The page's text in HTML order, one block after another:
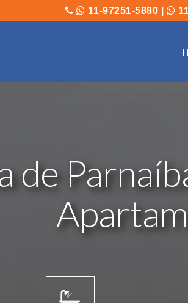
11-97251-5880
de